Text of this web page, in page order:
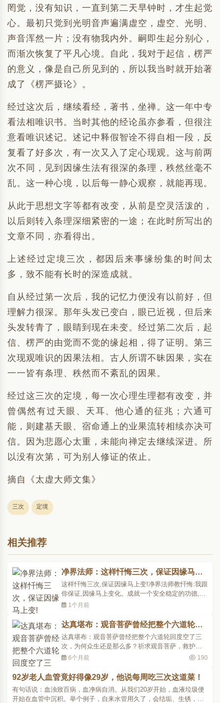
罔觉，没有知识，一直到第二天早钟时，才生起觉
心。最初只觉到光明音声遍满虚空，虚空、光明、
声音浑然一片；没有物我内外。嗣即生起分别心，
而渐次恢复了平凡心境。自此，我对于起信，楞严
的意义，像是自己所见到的，所以我当时就开始著
成了《楞严摄论》。
经过这次后，继续看经，著书，坐禅。这一年中专
看法相唯识书。当时其他的经论虽亦参看，但很注
意看唯识述记。述记中释假智诠不得自相一段，反
复看了好多次，有一次又入了定心现观。这与前两
次不同，见到因缘生法有很深的条理，秩然丝毫不
乱。这一种心境，以后每一静心观察，就能再现。
从此于思想文字等都有改变，从前是空灵活泼的，
以后则转入条理深细紧密的一途；在此时所写出的
文章不同，亦看得出。
上述经过定境三次，都因后来事缘纷集的时间太
多，致不能有长时的深造成就。
自从经过第一次后，我的记忆力便没有以前好，但
理解力很深。那年头发已变白，眼已近视，但后来
头发转青了，眼睛到现在未变。经过第二次后，起
信、楞严的由觉而不觉的缘起相，得了证明。第三
次现观唯识的因果法相。古人所谓不昧因果，实在
一一皆有条理、秩然而不紊乱的因果。
经过这三次的定境，每一次心理生理都有改变，并
曾偶然有过天眼、天耳、他心通的征兆；六通可
能，则建基天眼、宿命通上的业果流转相续亦决可
信。因为悲愿心太重，未能向禅定去继续深进。所
以没有次第，可为别人修证的依止。
摘自《太虚大师文集》
三次 定境
相关推荐
净界法师：这样忏悔三次，保证因缘马上
变!
这样忏悔三次,保证因缘马上变!净界法师教忏悔:我跟
你保证,因缘马上变化。成就一个安全稳定的功德,这
个事情也是非常重要。我们看修行有二种人:一种是
学者就是他没有功德,他赶快看到什么功德都抢着要,
拜佛也很用功、持戒也很用功、到厨房工作也很用
功,因..
1个月前
达真堪布：观音菩萨曾经把整个六道轮回
度空了三次，为何众生还是那么多？
达真堪布：观音菩萨曾经把整个六道轮回度空了三
次，为何众生还是那么多？祈求观音菩萨，救护罪
大恶极的我!痛苦不堪的我悲哀哭泣，极力呼唤具有
这个心，还有这个行动;不是只想，还有行动。现在
很多人只想，不行动，只有愿，没有行。没有行的
愿，肯定是假..
6个月前 190
92岁老人血管竟好得像29岁，他说每周吃三次这道菜！
有句话说：血浊致百病，血净病自消。从我们20岁开始，血液垃圾便
开始在血管中沉积。举个例子，自来水管用久了，会结垢、生锈，逐